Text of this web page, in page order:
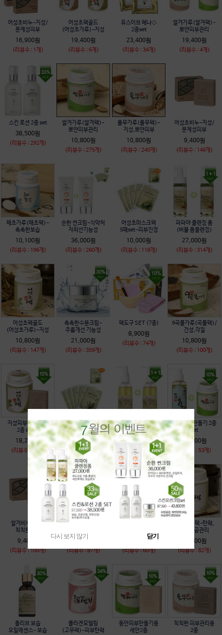
어성초비누-지성/
문제성피부
16,900원
(리뷰수 : 1개)
어성초팩골드
(어성초가루)-지성
19,400원
(리뷰수 : 6개)
유스이브 헤나◇
2종set
23,400원
(리뷰수 : 34개)
쌀겨가루(쌀겨팩)-
뽀얀피부관리
19,400원
(리뷰수 : 4개)
스킨 로션 2종 set
38,500원
(리뷰수 : 292개)
쌀겨가루(쌀겨팩)-
뽀얀피부관리
10,800원
(리뷰수 : 275개)
율무가루(율무팩)-
지성,뽀얀피부
10,800원
(리뷰수 : 240개)
어성초비누-지성/
문제성피부
9,400원
(리뷰수 : 146개)
해초가루(해초팩)-
촉촉한보습
10,100원
(리뷰수 : 196개)
순한 썬크림-식약처
자외선기능성
36,000원
(리뷰수 : 260개)
어성초마스크팩
5매set-피부진정
10,000원
(리뷰수 : 118개)
파파야 클렌징 폼
(버블 폼클렌징)
27,000원
(리뷰수 : 314개)
어성초팩골드
(어성초가루)-지성
10,800원
(리뷰수 : 147개)
촉촉한수분크림-
주름개선 기능성
21,000원
(리뷰수 : 359개)
팩도구 SET (7종)
8,900원
(리뷰수 : 74개)
9곡물가루(곡물팩)/
건성,각질
10,800원
(리뷰수 : 100개)
지성피부관리 필수
2종 set-1
18,200원
(리뷰수 : 86개)
알로에마스크팩
5매set-수분공급
10,000원
(리뷰수 : 69개)
올리브 워셔블 클렌징
오일
26,400원
(리뷰수 : 148개)
뽀얀피부 만들기 2종
set
19,400원
(리뷰수 : 53개)
쌀겨비누-건성,
칙칙한피부
9,400원
(리뷰수 : 100개)
팥가루-각질,피지,
13,700원
(리뷰수 : 87개)
9,400원
(리뷰수 : 60개)
모공관리팩-탄력,
넓은모공관리
12,800원
(리뷰수 : 82개)
올리브 보습
오일에센스- 보습
콜라겐모델링
(고무팩)-피부탄력
동안피부만들기용
세안2종
칙칙한 피부관리용
2종
다시 보지 않기 닫기